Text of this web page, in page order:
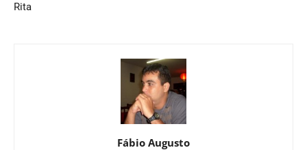
Rita
Fábio Augusto